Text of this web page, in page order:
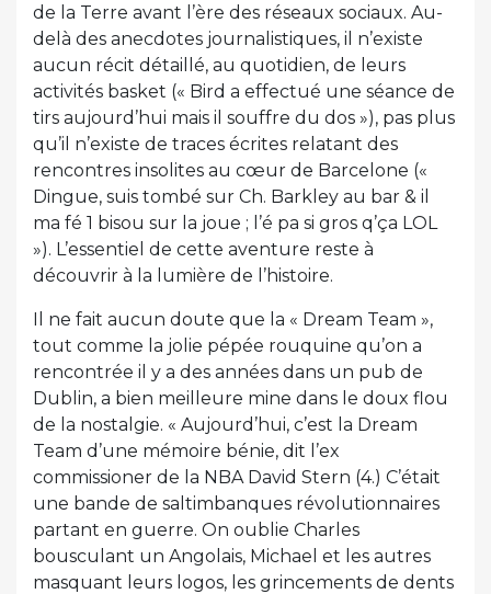
de la Terre avant l’ère des réseaux sociaux. Au-
delà des anecdotes journalistiques, il n’existe
aucun récit détaillé, au quotidien, de leurs
activités basket (« Bird a effectué une séance de
tirs aujourd’hui mais il souffre du dos »), pas plus
qu’il n’existe de traces écrites relatant des
rencontres insolites au cœur de Barcelone («
Dingue, suis tombé sur Ch. Barkley au bar & il
ma fé 1 bisou sur la joue ; l’é pa si gros q’ça LOL
»). L’essentiel de cette aventure reste à
découvrir à la lumière de l’histoire.
Il ne fait aucun doute que la « Dream Team »,
tout comme la jolie pépée rouquine qu’on a
rencontrée il y a des années dans un pub de
Dublin, a bien meilleure mine dans le doux flou
de la nostalgie. « Aujourd’hui, c’est la Dream
Team d’une mémoire bénie, dit l’ex
commissioner de la NBA David Stern (4.) C’était
une bande de saltimbanques révolutionnaires
partant en guerre. On oublie Charles
bousculant un Angolais, Michael et les autres
masquant leurs logos, les grincements de dents